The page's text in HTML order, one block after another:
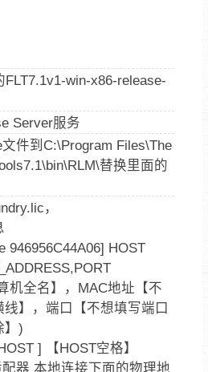
FLT7.1v1-win-x86-release-
Server服务
件到C:\Program Files\The
替换里面的
，
946956C44A06] HOST
机全名】，MAC地址【不
】，端口【不想填写端口
】)
] 【HOST空格】
器 本地连接下面的物理地